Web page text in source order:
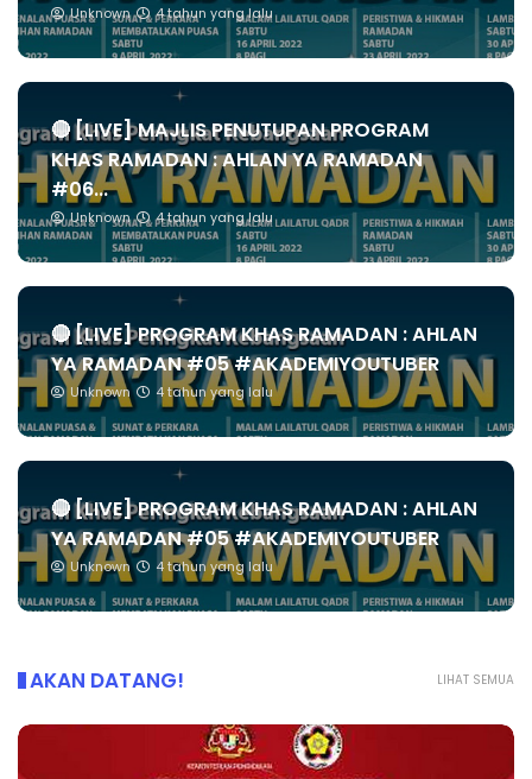
Unknown 4 tahun yang lalu
🔴 [LIVE] MAJLIS PENUTUPAN PROGRAM
KHAS RAMADAN : AHLAN YA RAMADAN
#06...
Unknown 4 tahun yang lalu
🔴 [LIVE] PROGRAM KHAS RAMADAN : AHLAN
YA RAMADAN #05 #AKADEMIYOUTUBER
Unknown 4 tahun yang lalu
🔴 [LIVE] PROGRAM KHAS RAMADAN : AHLAN
YA RAMADAN #05 #AKADEMIYOUTUBER
Unknown 4 tahun yang lalu
LIHAT SEMUA
AKAN DATANG!